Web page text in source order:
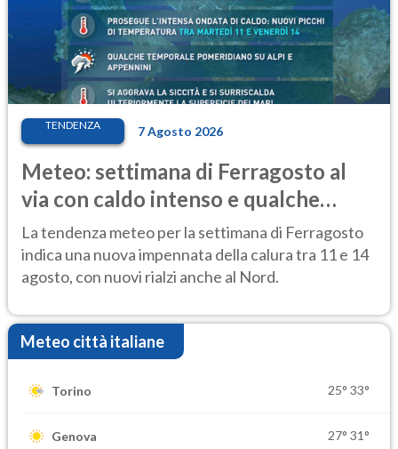
TENDENZA 7 Agosto 2026
Meteo: settimana di Ferragosto al
via con caldo intenso e qualche
temporale
La tendenza meteo per la settimana di Ferragosto
indica una nuova impennata della calura tra 11 e 14
agosto, con nuovi rialzi anche al Nord.
Meteo città italiane
Torino 25° 33°
Genova 27° 31°